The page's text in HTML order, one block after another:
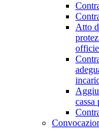
Atto
cassa